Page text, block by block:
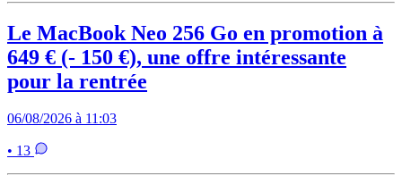
Le MacBook Neo 256 Go en promotion à
649 € (- 150 €), une offre intéressante
pour la rentrée
06/08/2026 à 11:03
• 13